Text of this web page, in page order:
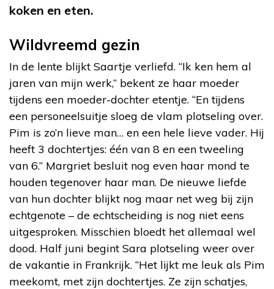
koken en eten.
Wildvreemd gezin
In de lente blijkt Saartje verliefd. “Ik ken hem al
jaren van mijn werk,” bekent ze haar moeder
tijdens een moeder-dochter etentje. “En tijdens
een personeelsuitje sloeg de vlam plotseling over.
Pim is zo’n lieve man… en een hele lieve vader. Hij
heeft 3 dochtertjes: één van 8 en een tweeling
van 6.” Margriet besluit nog even haar mond te
houden tegenover haar man. De nieuwe liefde
van hun dochter blijkt nog maar net weg bij zijn
echtgenote – de echtscheiding is nog niet eens
uitgesproken. Misschien bloedt het allemaal wel
dood. Half juni begint Sara plotseling weer over
de vakantie in Frankrijk. “Het lijkt me leuk als Pim
meekomt, met zijn dochtertjes. Ze zijn schatjes,